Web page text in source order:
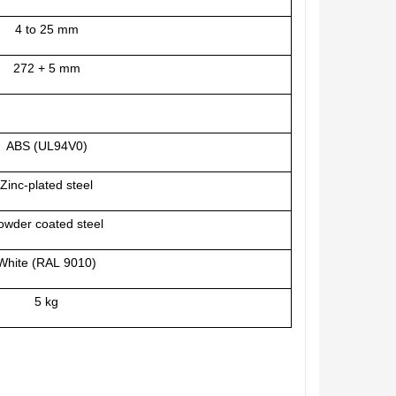
4 to 25 mm
272 + 5 mm
ABS (UL94V0)
Zinc‑plated steel
coated steel
(RAL 9010)
5 kg